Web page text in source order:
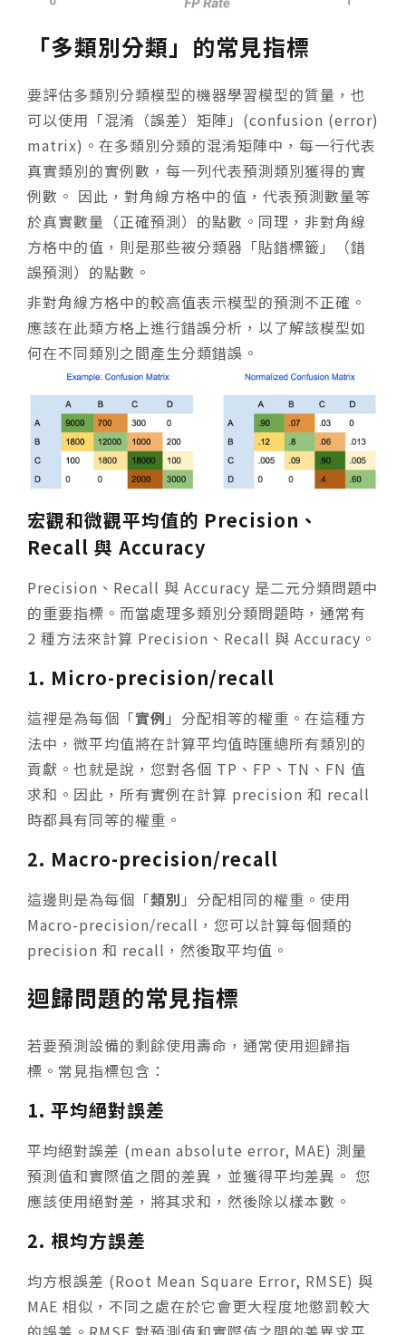
「多類別分類」的常見指標
要評估多類別分類模型的機器學習模型的質量，也
可以使用「混淆（誤差）矩陣」(confusion (error)
matrix)。在多類別分類的混淆矩陣中，每一行代表
真實類別的實例數，每一列代表預測類別獲得的實
例數。 因此，對角線方格中的值，代表預測數量等
於真實數量（正確預測）的點數。同理，非對角線
方格中的值，則是那些被分類器「貼錯標籤」（錯
誤預測）的點數。
非對角線方格中的較高值表示模型的預測不正確。
應該在此類方格上進行錯誤分析，以了解該模型如
何在不同類別之間產生分類錯誤。
宏觀和微觀平均值的 Precision、
Recall 與 Accuracy
Precision、Recall 與 Accuracy 是二元分類問題中
的重要指標。而當處理多類別分類問題時，通常有
2 種方法來計算 Precision、Recall 與 Accuracy。
1. Micro-precision/recall
這裡是為每個「實例 」分配相等的權重。在這種方
法中，微平均值將在計算平均值時匯總所有類別的
貢獻。也就是說，您對各個 TP、FP、TN、FN 值
求和。因此，所有實例在計算 precision 和 recall
時都具有同等的權重。
2. Macro-precision/recall
這邊則是為每個「類別 」分配相同的權重。使用
Macro-precision/recall，您可以計算每個類的
precision 和 recall，然後取平均值。
迴歸問題的常見指標
若要預測設備的剩餘使用壽命，通常使用迴歸指
標。常見指標包含：
1. 平均絕對誤差
平均絕對誤差 (mean absolute error, MAE) 測量
預測值和實際值之間的差異，並獲得平均差異。 您
應該使用絕對差，將其求和，然後除以樣本數。
2. 根均方誤差
均方根誤差 (Root Mean Square Error, RMSE) 與
MAE 相似，不同之處在於它會更大程度地懲罰較大